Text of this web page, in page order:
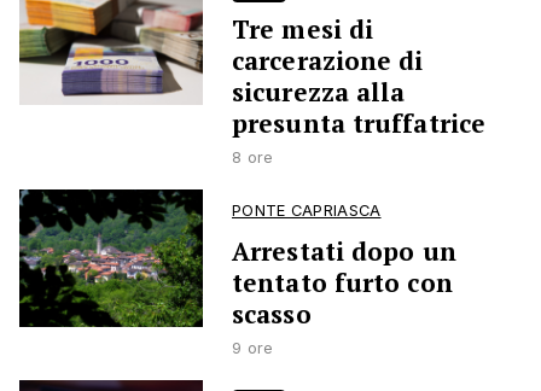
Tre mesi di
carcerazione di
sicurezza alla
presunta truffatrice
8 ore
PONTE CAPRIASCA
Arrestati dopo un
tentato furto con
scasso
9 ore